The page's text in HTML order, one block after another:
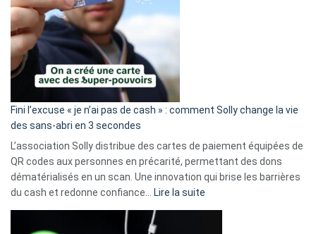
Fini l’excuse « je n’ai pas de cash » : comment Solly change la vie
des sans-abri en 3 secondes
L’association Solly distribue des cartes de paiement équipées de
QR codes aux personnes en précarité, permettant des dons
dématérialisés en un scan. Une innovation qui brise les barrières
du cash et redonne confiance…
Lire la suite